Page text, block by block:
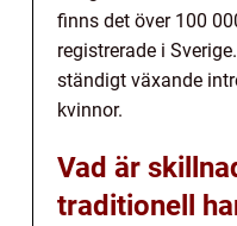
finns det över 100
registrerade i
ständigt växande
kvinnor.
Vad är
traditionell